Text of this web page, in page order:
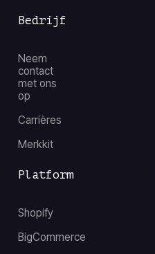
Bedrijf
Neem
contact
met ons
op
Carrières
Merkkit
Platform
Shopify
BigCommerce